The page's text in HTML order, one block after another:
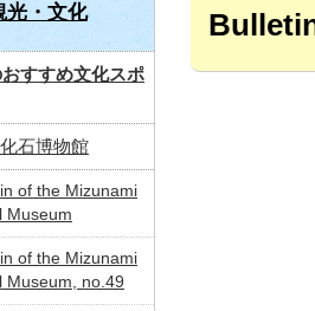
光・文化
すすめ文化スポ
石博物館
of the Mizunami
Museum
of the Mizunami
Museum, no.49